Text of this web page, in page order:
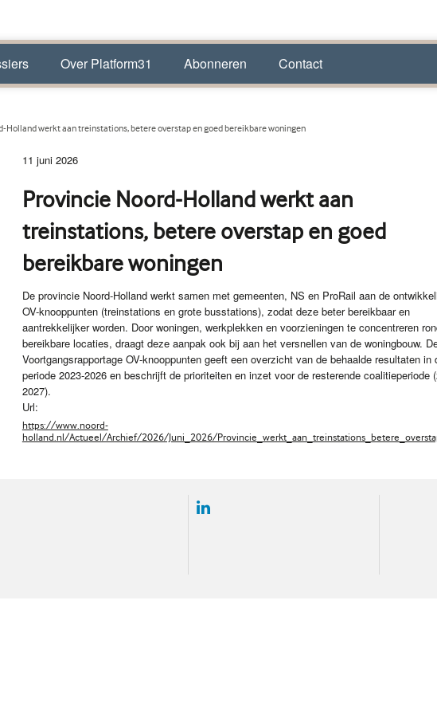
Over Platform31 Abonneren Contact
Holland werkt aan treinstations, betere overstap en goed bereikbare woningen
11 juni 2026
Provincie Noord-Holland werkt aan
treinstations, betere overstap en goed
bereikbare woningen
De provincie Noord-Holland werkt samen met gemeenten, NS en ProRail aan de
OV-knooppunten (treinstations en grote busstations), zodat deze beter bereikbaar en
aantrekkelijker worden. Door woningen, werkplekken en voorzieningen te concentreren
bereikbare locaties, draagt deze aanpak ook bij aan het versnellen van de woningbouw.
Voortgangsrapportage OV-knooppunten geeft een overzicht van de behaalde resultaten in
periode 2023-2026 en beschrijft de prioriteiten en inzet voor de resterende coalitieperiode
2027).
Url:
https://www.noord-
holland.nl/Actueel/Archief/2026/Juni_2026/